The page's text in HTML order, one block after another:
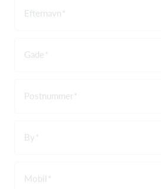
Efternavn
Gade
Postnummer
By
Mobil